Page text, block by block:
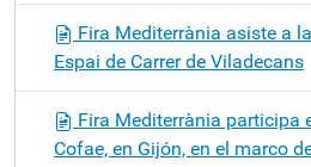
Fira Mediterrània asiste a
Espai de Carrer de Viladecans
Fira Mediterrània participa
Cofae, en Gijón, en el marco